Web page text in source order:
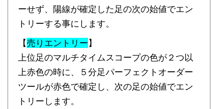
ーせず、陽線が確定した足の次の始値でエン
トリーする事にします。
【売りエントリー】
上位足のマルチタイムスコープの色が２つ以
上赤色の時に、５分足パーフェクトオーダー
ツールが赤色で確定し、次の足の始値でエン
トリーします。